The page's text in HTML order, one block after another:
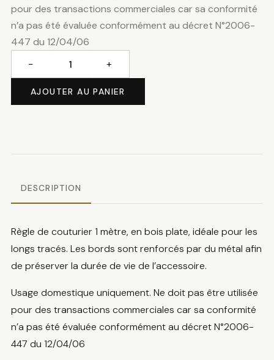
pour des transactions commerciales car sa conformité
n’a pas été évaluée conformément au décret N°2006-
447 du 12/04/06
Mètre
− +
AJOUTER AU PANIER
DESCRIPTION
Règle de couturier 1 mètre, en bois plate, idéale pour les
longs tracés. Les bords sont renforcés par du métal afin
de préserver la durée de vie de l’accessoire.
Usage domestique uniquement. Ne doit pas être utilisée
pour des transactions commerciales car sa conformité
n’a pas été évaluée conformément au décret N°2006-
447 du 12/04/06